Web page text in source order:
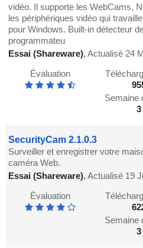
vidéo. Il supporte les WebCams,
les périphériques vidéo qui
pour Windows. Built-in détecteur
programmateu
Essai (Shareware),Actualisé 24
Évaluation
Semaine
3
SecurityCam 2.1.0.3
Surveiller et enregistrer votre
caméra Web.
Essai (Shareware),Actualisé 19
Évaluation
Semaine
3